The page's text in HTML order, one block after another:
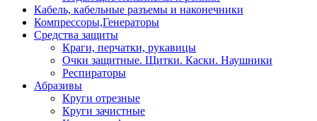
Кабель, кабельные разъемы и наконечники
Компрессоры,Генераторы
Средства защиты
Краги, перчатки, рукавицы
Очки защитные. Щитки. Каски. Наушники
Респираторы
Абразивы
Круги отрезные
Круги зачистные